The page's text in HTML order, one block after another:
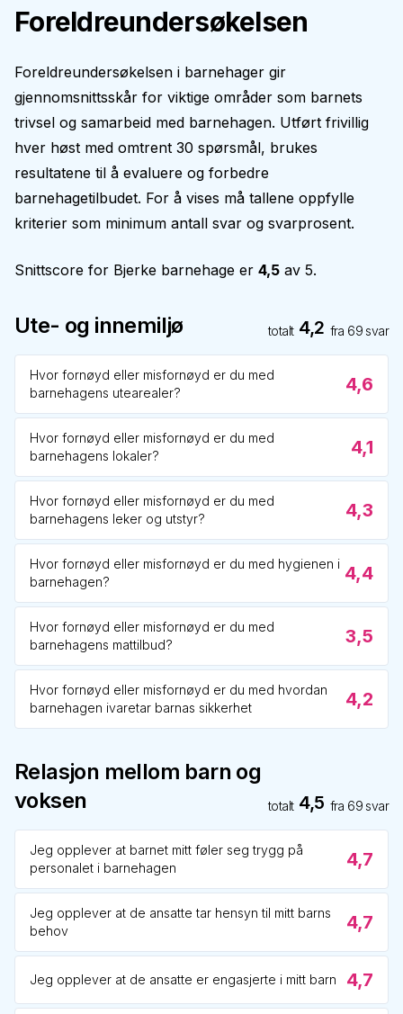
Foreldreundersøkelsen
Foreldreundersøkelsen i barnehager gir
gjennomsnittsskår for viktige områder som barnets
trivsel og samarbeid med barnehagen. Utført frivillig
hver høst med omtrent 30 spørsmål, brukes
resultatene til å evaluere og forbedre
barnehagetilbudet. For å vises må tallene oppfylle
kriterier som minimum antall svar og svarprosent.
Snittscore for Bjerke barnehage er 4,5 av 5.
Ute- og innemiljø totalt 4,2 fra 69 svar
Hvor fornøyd eller misfornøyd er du med
barnehagens utearealer?
4,6
Hvor fornøyd eller misfornøyd er du med
barnehagens lokaler?
4,1
Hvor fornøyd eller misfornøyd er du med
barnehagens leker og utstyr?
4,3
Hvor fornøyd eller misfornøyd er du med hygienen i
barnehagen?
4,4
Hvor fornøyd eller misfornøyd er du med
barnehagens mattilbud?
3,5
Hvor fornøyd eller misfornøyd er du med hvordan
barnehagen ivaretar barnas sikkerhet
4,2
Relasjon mellom barn og
voksen
totalt 4,5 fra 69 svar
Jeg opplever at barnet mitt føler seg trygg på
personalet i barnehagen
4,7
Jeg opplever at de ansatte tar hensyn til mitt barns
behov
4,7
Jeg opplever at de ansatte er engasjerte i mitt barn 4,7